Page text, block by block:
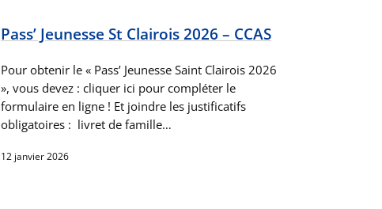
Pass’ Jeunesse St Clairois 2026 – CCAS
Pour obtenir le « Pass’ Jeunesse Saint Clairois 2026
», vous devez : cliquer ici pour compléter le
formulaire en ligne ! Et joindre les justificatifs
obligatoires : livret de famille…
12 janvier 2026